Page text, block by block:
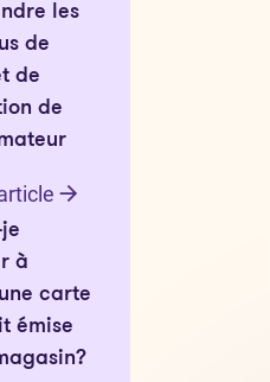
les
de
de
de
à
carte
émise